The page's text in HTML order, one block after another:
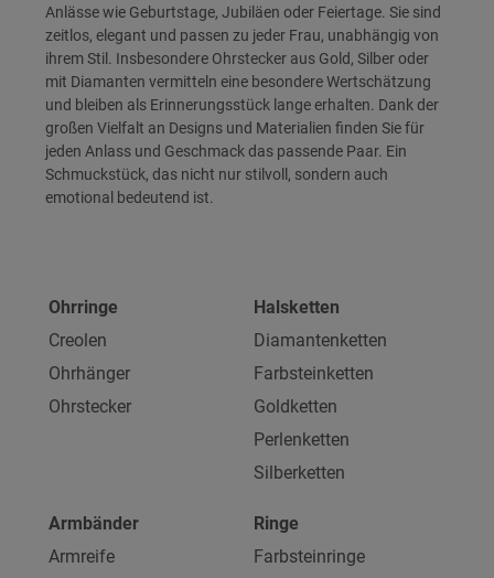
Anlässe wie Geburtstage, Jubiläen oder Feiertage. Sie sind
zeitlos, elegant und passen zu jeder Frau, unabhängig von
ihrem Stil. Insbesondere Ohrstecker aus Gold, Silber oder
mit Diamanten vermitteln eine besondere Wertschätzung
und bleiben als Erinnerungsstück lange erhalten. Dank der
großen Vielfalt an Designs und Materialien finden Sie für
jeden Anlass und Geschmack das passende Paar. Ein
Schmuckstück, das nicht nur stilvoll, sondern auch
emotional bedeutend ist.
Ohrringe
Creolen
Ohrhänger
Ohrstecker
Halsketten
Diamantenketten
Farbsteinketten
Goldketten
Perlenketten
Silberketten
Armbänder
Armreife
Ringe
Farbsteinringe